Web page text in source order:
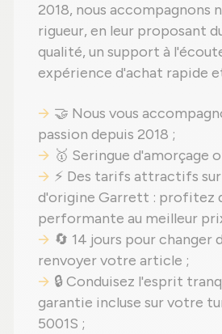
2018, nous accompagnons
rigueur, en leur proposant
qualité, un support à
expérience d'achat rapide
🤝 Nous vous
passion depuis 2018 ;
🥇 Seringue d'amorçage
⚡ Des tarifs attractifs
d'origine Garrett : profitez
performante au meilleur
🔄 14 jours pour changer
renvoyer votre article ;
🔒 Conduisez l'esprit
garantie incluse sur votre
5001S ;